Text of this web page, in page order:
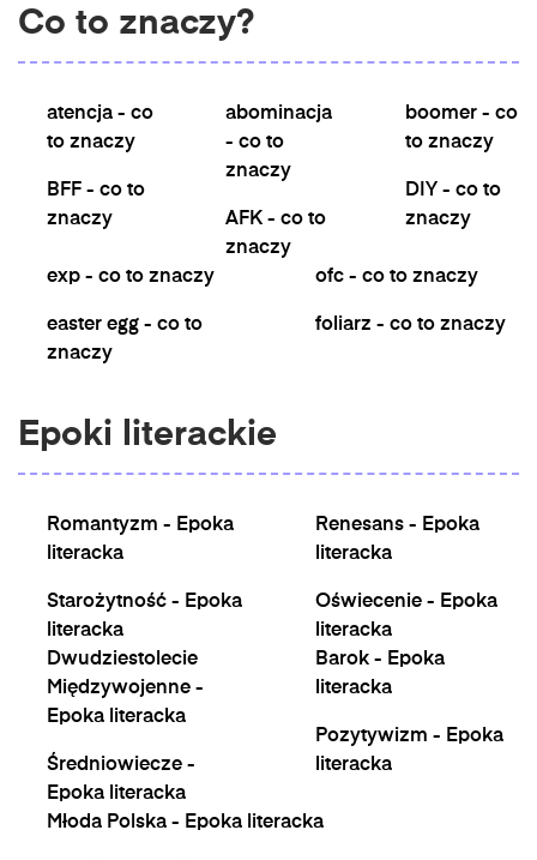
Co to znaczy?
atencja - co
to znaczy
BFF - co to
znaczy
abominacja
- co to
znaczy
AFK - co to
znaczy
boomer - co
to znaczy
DIY - co to
znaczy
exp - co to znaczy
easter egg - co to
znaczy
ofc - co to znaczy
foliarz - co to znaczy
Epoki literackie
Romantyzm - Epoka
literacka
Starożytność - Epoka
literacka
Renesans - Epoka
literacka
Oświecenie - Epoka
literacka
Dwudziestolecie
Międzywojenne -
Epoka literacka
Średniowiecze -
Epoka literacka
Barok - Epoka
literacka
Pozytywizm - Epoka
literacka
Młoda Polska - Epoka literacka